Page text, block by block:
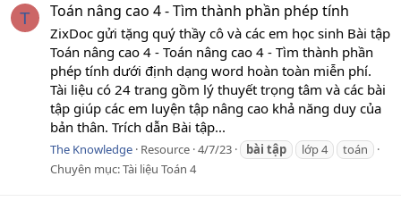
T Toán nâng cao 4 - Tìm thành phần phép tính
ZixDoc gửi tặng quý thầy cô và các em học sinh Bài tập
Toán nâng cao 4 - Toán nâng cao 4 - Tìm thành phần
phép tính dưới định dạng word hoàn toàn miễn phí.
Tài liệu có 24 trang gồm lý thuyết trọng tâm và các bài
tập giúp các em luyện tập nâng cao khả năng duy của
bản thân. Trích dẫn Bài tập...
The Knowledge Resource 4/7/23 bài tập lớp 4
toán
Chuyên mục:Tài liệu Toán 4